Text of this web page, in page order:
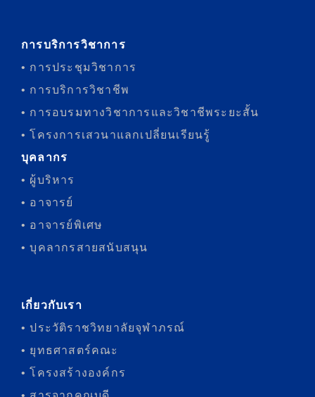
การบริการวิชาการ
• การประชุมวิชาการ
• การบริการวิชาชีพ
• การอบรมทางวิชาการและวิชาชีพระยะสั้น
• โครงการเสวนาแลกเปลี่ยนเรียนรู้
บุคลากร
• ผู้บริหาร
• อาจารย์
• อาจารย์พิเศษ
• บุคลากรสายสนับสนุน
เกี่ยวกับเรา
• ประวัติราชวิทยาลัยจุฬาภรณ์
• ยุทธศาสตร์คณะ
• โครงสร้างองค์กร